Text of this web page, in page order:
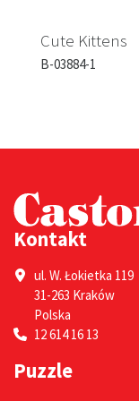
Nowość
Kontakt
ul. W. Łokietka 119
31-263 Kraków
Polska
12 614 16 13
Puzzle